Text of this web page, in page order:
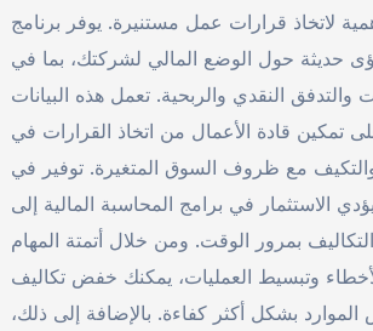
لاتخاذ قرارات عمل مستنيرة. يوفر برنامج
حديثة حول الوضع المالي لشركتك، بما في
والتدفق النقدي والربحية. تعمل هذه البيانات
تمكين قادة الأعمال من اتخاذ القرارات في
مع ظروف السوق المتغيرة. توفير في
الاستثمار في برامج المحاسبة المالية إلى
بمرور الوقت. ومن خلال أتمتة المهام
وتبسيط العمليات، يمكنك خفض تكاليف
بشكل أكثر كفاءة. بالإضافة إلى ذلك،